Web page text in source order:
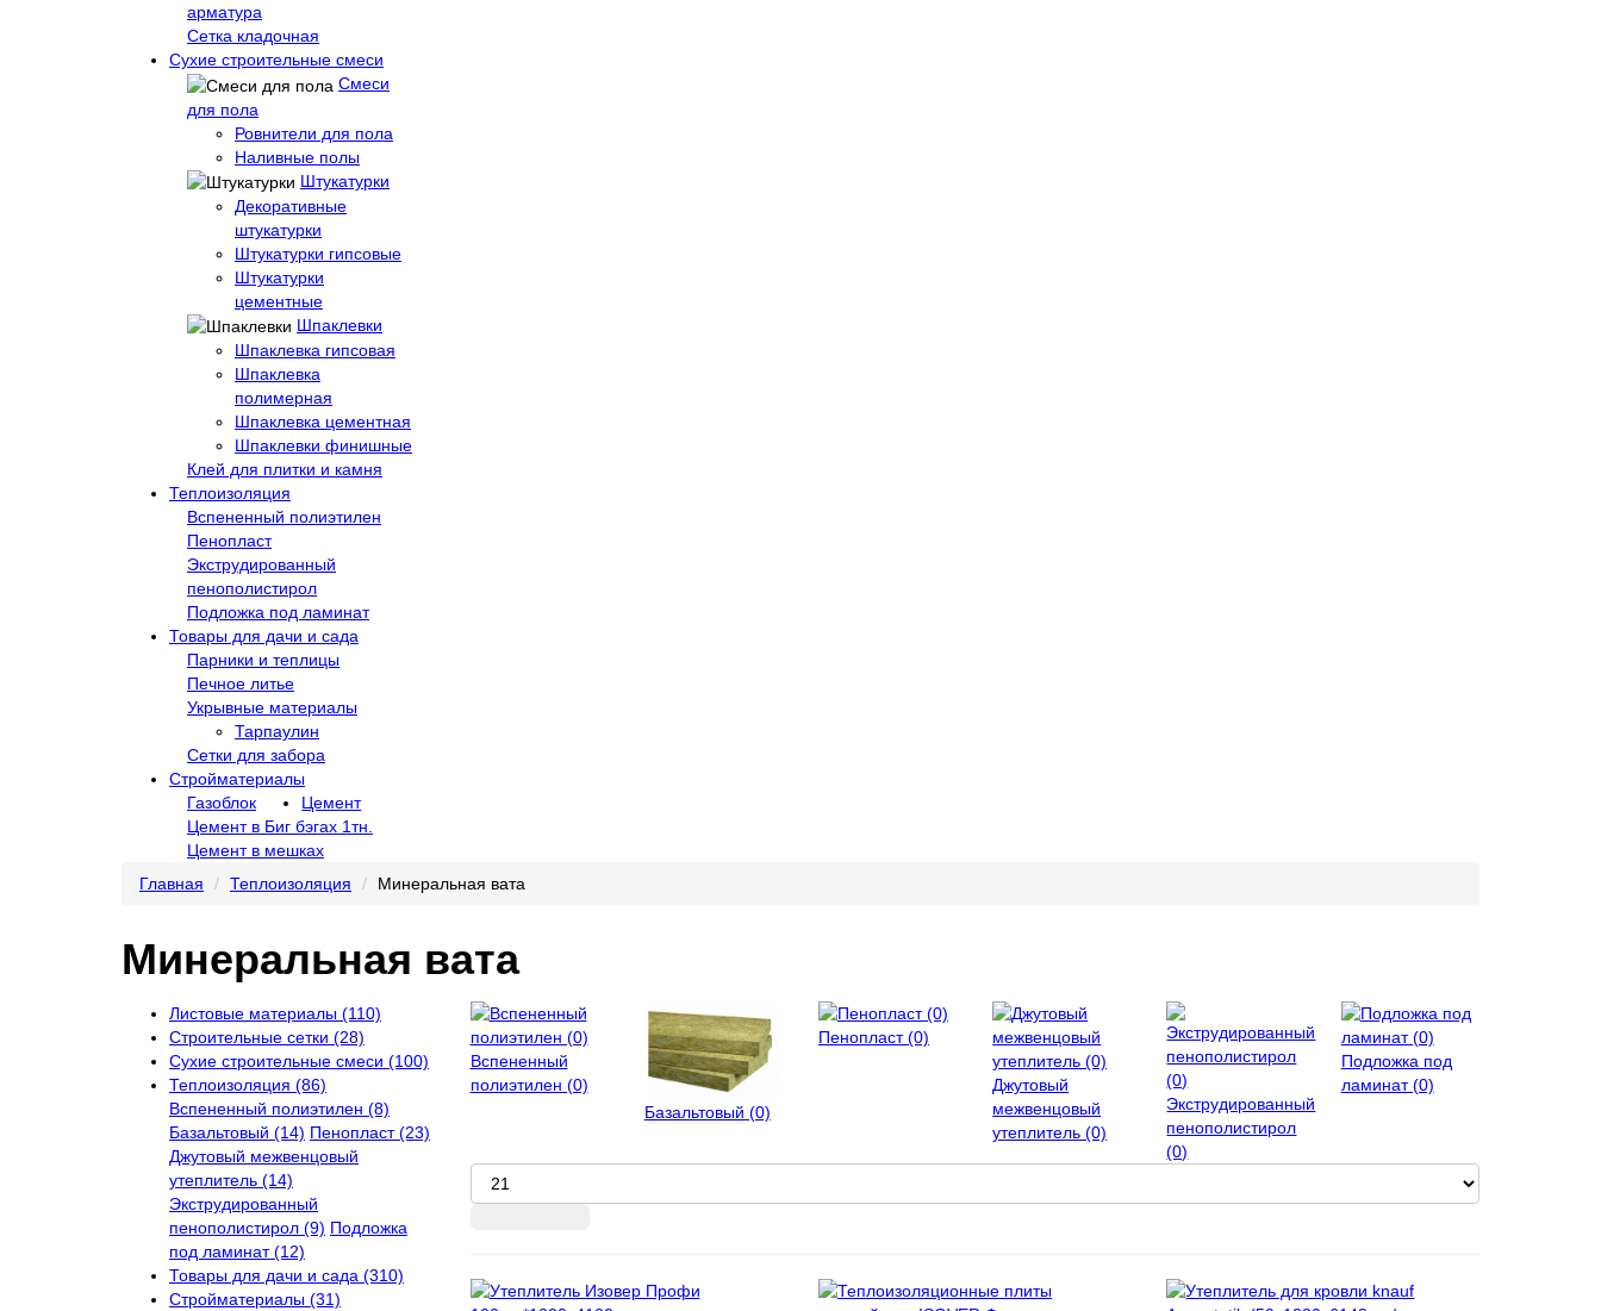
арматура
Сетка кладочная
Сухие строительные смеси
Смеси
для пола
Ровнители для пола
Наливные полы
Штукатурки
Декоративные
штукатурки
Штукатурки гипсовые
Штукатурки
цементные
Шпаклевки
Шпаклевка гипсовая
Шпаклевка
полимерная
Шпаклевка цементная
Шпаклевки финишные
Клей для плитки и камня
Теплоизоляция
Вспененный полиэтилен
Пенопласт
Экструдированный
пенополистирол
Подложка под ламинат
Товары для дачи и сада
Парники и теплицы
Печное литье
Укрывные материалы
Тарпаулин
Сетки для забора
Стройматериалы
Газоблок
Цемент
Цемент в Биг бэгах 1тн.
Цемент в мешках
Главная Теплоизоляция Минеральная вата
Минеральная вата
Листовые материалы (110)
Строительные сетки (28)
Сухие строительные смеси (100)
Теплоизоляция (86)
Вспененный полиэтилен (8)
Базальтовый (14) Пенопласт (23)
Джутовый межвенцовый
утеплитель (14)
Экструдированный
пенополистирол (9) Подложка
под ламинат (12)
Товары для дачи и сада (310)
Стройматериалы (31)
Вспененный
полиэтилен (0)
Базальтовый (0)
Пенопласт (0)
Джутовый
межвенцовый
утеплитель (0)
Экструдированный
пенополистирол
(0)
Подложка под
ламинат (0)